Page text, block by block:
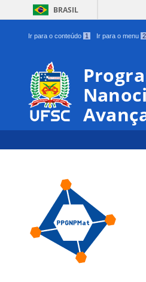
BRASIL
Ir para o conteúdo 1 Ir para o menu 2